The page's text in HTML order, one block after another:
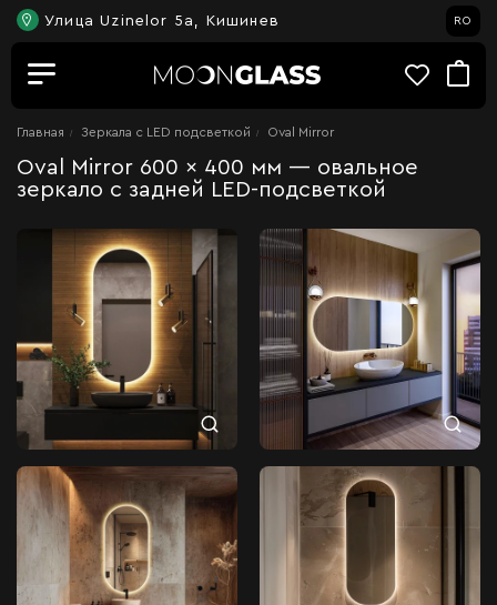
Улица Uzinelor 5a, Кишинев RO
Главная Зеркала c LED подсветкой Oval Mirror
Oval Mirror 600 × 400 мм — овальное
зеркало с задней LED-подсветкой